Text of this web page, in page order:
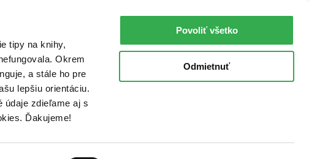
tipy na knihy,
Okrem
a stále ho pre
lepšiu orientáciu.
údaje zdieľame aj s
Ďakujeme!
Povoliť všetko
Odmietnuť